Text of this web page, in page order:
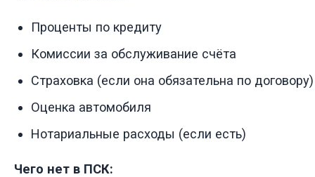
Проценты по кредиту
Комиссии за обслуживание счёта
Страховка (если она обязательна по договору)
Оценка автомобиля
Нотариальные расходы (если есть)
Чего нет в ПСК: